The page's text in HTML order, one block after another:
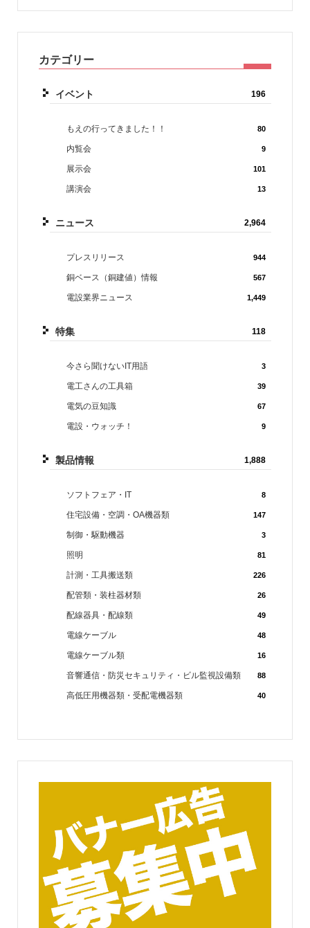
カテゴリー
イベント 196
もえの行ってきました！！ 80
内覧会 9
展示会 101
講演会 13
ニュース 2,964
プレスリリース 944
銅ベース（銅建値）情報 567
電設業界ニュース 1,449
特集 118
今さら聞けないIT用語 3
電工さんの工具箱 39
電気の豆知識 67
電設・ウォッチ！ 9
製品情報 1,888
ソフトフェア・IT 8
住宅設備・空調・OA機器類 147
制御・駆動機器 3
照明 81
計測・工具搬送類 226
配管類・装柱器材類 26
配線器具・配線類 49
電線ケーブル 48
電線ケーブル類 16
音響通信・防災セキュリティ・ビル監視設備類 88
高低圧用機器類・受配電機器類 40